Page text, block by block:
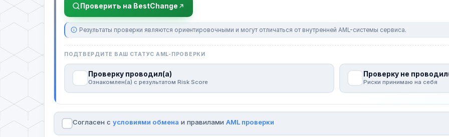
Проверить на BestChange
Результаты проверки являются ориентировочными и могут отличаться от внутренней AML-системы сервиса.
ПОДТВЕРДИТЕ ВАШ СТАТУС AML-ПРОВЕРКИ
Проверку проводил(а)
Ознакомлен(а) с результатом Risk Score
Проверку не
Риски принимаю на себя
Согласен с условиями обмена и правилами AML проверки